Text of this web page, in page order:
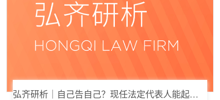
弘齐研析｜自己告自己？现任法定代表人能起诉公司索要劳动报酬吗？